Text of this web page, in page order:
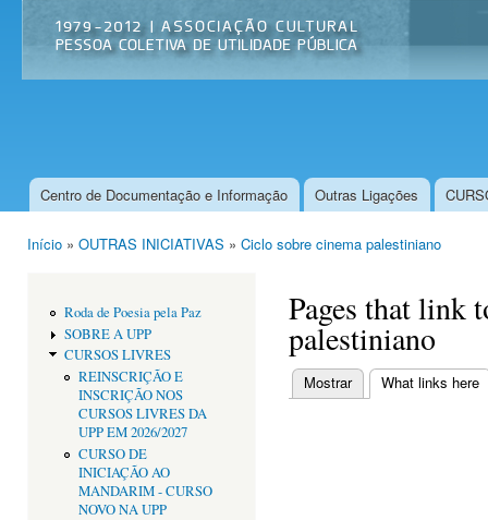
Menu principal
Centro de Documentação e Informação Outras Ligações
Início » OUTRAS INICIATIVAS » Ciclo sobre cinema palestiniano
Roda de Poesia pela Paz
SOBRE A UPP
CURSOS LIVRES
REINSCRIÇÃO E
INSCRIÇÃO NOS
CURSOS LIVRES DA
UPP EM 2026/2027
CURSO DE
INICIAÇÃO AO
MANDARIM - CURSO
NOVO NA UPP
Pages that link
palestiniano
Separadores
Mostrar What links here